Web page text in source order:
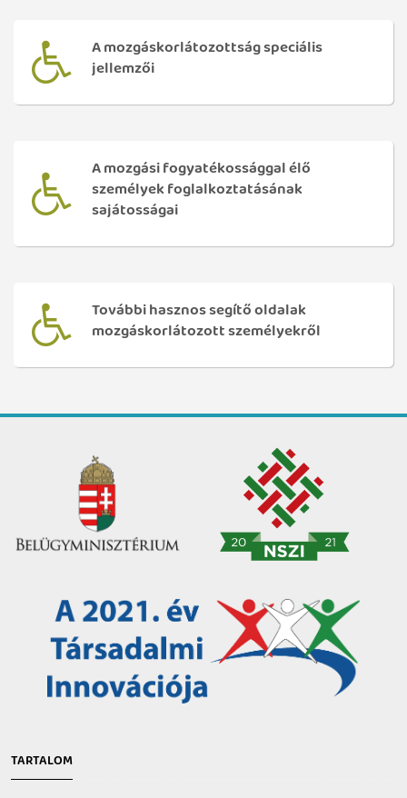
A mozgáskorlátozottság speciális
jellemzői
A mozgási fogyatékossággal élő
személyek foglalkoztatásának
sajátosságai
További hasznos segítő oldalak
mozgáskorlátozott személyekről
TARTALOM